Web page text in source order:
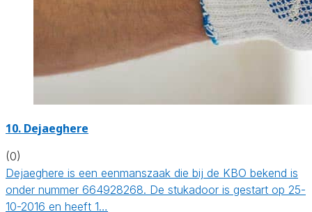
10. Dejaeghere
(0)
Dejaeghere is een eenmanszaak die bij de KBO bekend is
onder nummer 664928268. De stukadoor is gestart op 25-
10-2016 en heeft 1…